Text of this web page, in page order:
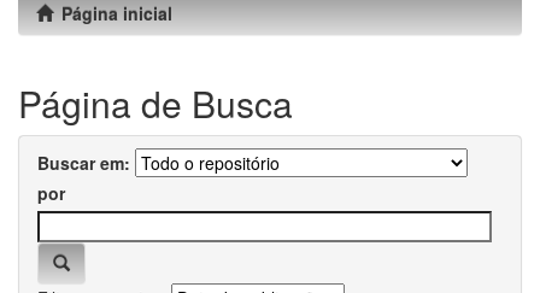
Página inicial
Página de Busca
Buscar em:
por